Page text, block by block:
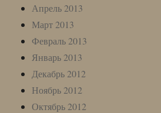
Апрель 2013
Март 2013
Февраль 2013
Январь 2013
Декабрь 2012
Ноябрь 2012
Октябрь 2012